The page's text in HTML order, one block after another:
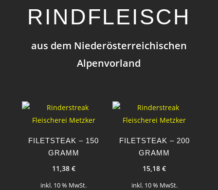
RINDFLEISCH
aus dem Niederösterreichischen
Alpenvorland
FILETSTEAK – 150
GRAMM
11,38 €
inkl. 10 % MwSt.
FILETSTEAK – 200
GRAMM
15,18€
inkl. 10 % MwSt.